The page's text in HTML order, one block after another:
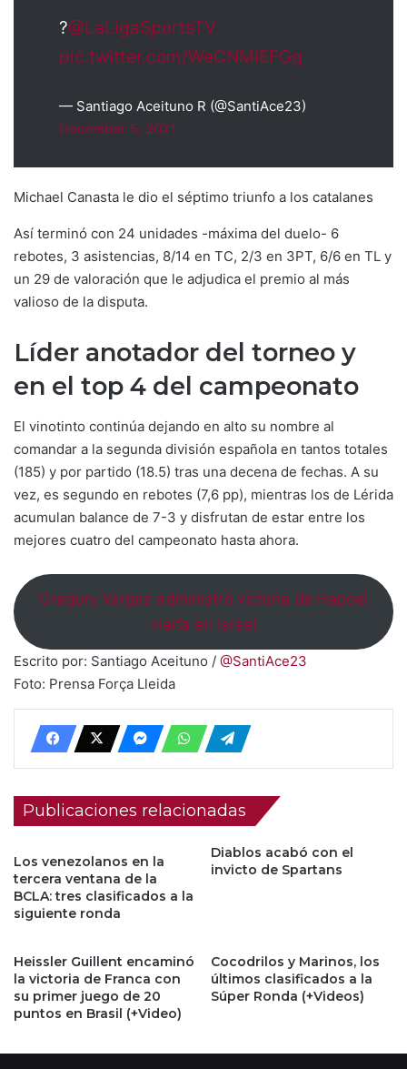
?@LaLigaSportsTV
pic.twitter.com/WeCNMlEFGq
— Santiago Aceituno R (@SantiAce23)
December 5, 2021
Michael Canasta le dio el séptimo triunfo a los catalanes
Así terminó con 24 unidades -máxima del duelo- 6
rebotes, 3 asistencias, 8/14 en TC, 2/3 en 3PT, 6/6 en TL y
un 29 de valoración que le adjudica el premio al más
valioso de la disputa.
Líder anotador del torneo y
en el top 4 del campeonato
El vinotinto continúa dejando en alto su nombre al
comandar a la segunda división española en tantos totales
(185) y por partido (18.5) tras una decena de fechas. A su
vez, es segundo en rebotes (7,6 pp), mientras los de Lérida
acumulan balance de 7-3 y disfrutan de estar entre los
mejores cuatro del campeonato hasta ahora.
Gregory Vargas administró victoria de Hapoel
Haifa en Israel
Escrito por: Santiago Aceituno / @SantiAce23
Foto: Prensa Força Lleida
Publicaciones relacionadas
Los venezolanos en la
tercera ventana de la
BCLA: tres clasificados a la
siguiente ronda
Diablos acabó con el
invicto de Spartans
Heissler Guillent encaminó
la victoria de Franca con
su primer juego de 20
puntos en Brasil (+Video)
Cocodrilos y Marinos, los
últimos clasificados a la
Súper Ronda (+Videos)